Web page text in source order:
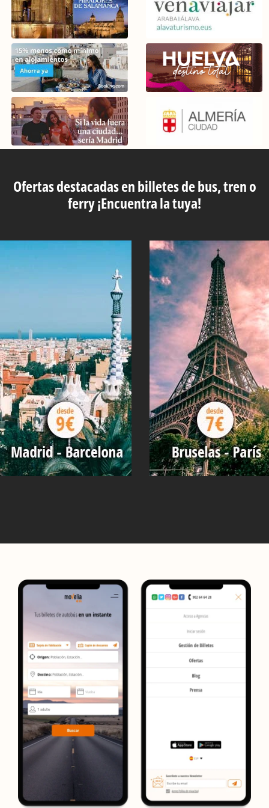
Ofertas destacadas en billetes de bus, tren o
ferry ¡Encuentra la tuya!